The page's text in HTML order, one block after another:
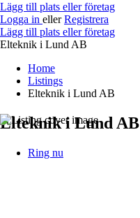
Lägg till plats eller företag
Logga in eller Registrera
Lägg till plats eller företag
Elteknik i Lund AB
Home
Listings
Elteknik i Lund AB
Elteknik i Lund AB
Ring nu